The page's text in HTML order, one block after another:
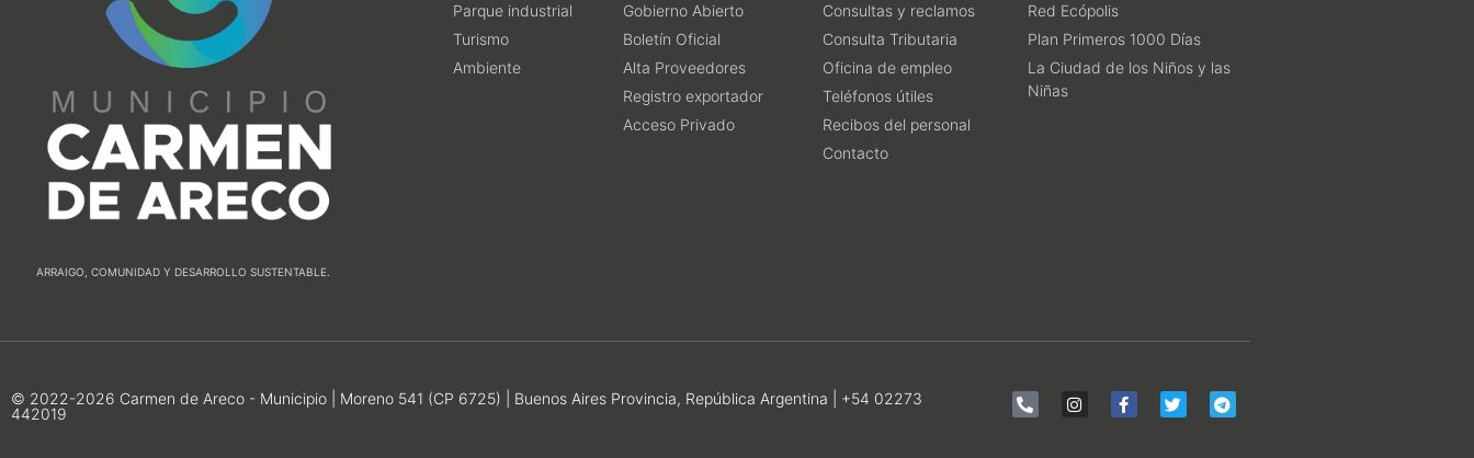
ARRAIGO, COMUNIDAD Y DESARROLLO SUSTENTABLE.
Parque industrial
Turismo
Ambiente
Gobierno Abierto
Boletín Oficial
Alta Proveedores
Registro exportador
Acceso Privado
Consultas y reclamos
Consulta Tributaria
Oficina de empleo
Teléfonos útiles
Recibos del personal
Contacto
Red Ecópolis
Plan Primeros 1000 Días
La Ciudad de los Niños y las
Niñas
© 2022-2026 Carmen de Areco - Municipio | Moreno 541 (CP 6725) | Buenos Aires Provincia, República Argentina | +54 02273
442019